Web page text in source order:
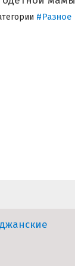
#Разное